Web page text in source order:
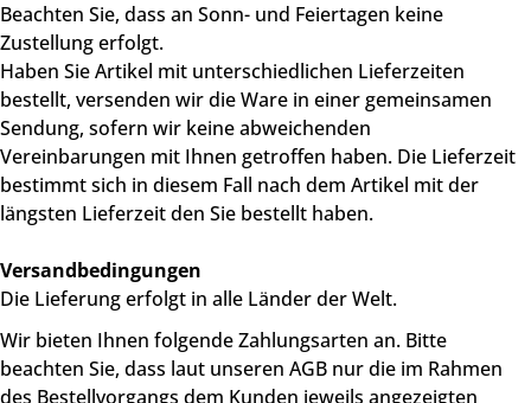
Beachten Sie, dass an Sonn- und Feiertagen keine
Zustellung erfolgt.
Haben Sie Artikel mit unterschiedlichen Lieferzeiten
bestellt, versenden wir die Ware in einer gemeinsamen
Sendung, sofern wir keine abweichenden
Vereinbarungen mit Ihnen getroffen haben. Die Lieferzeit
bestimmt sich in diesem Fall nach dem Artikel mit der
längsten Lieferzeit den Sie bestellt haben.
Versandbedingungen
Die Lieferung erfolgt in alle Länder der Welt.
Wir bieten Ihnen folgende Zahlungsarten an. Bitte
beachten Sie, dass laut unseren AGB nur die im Rahmen
des Bestellvorgangs dem Kunden jeweils angezeigten